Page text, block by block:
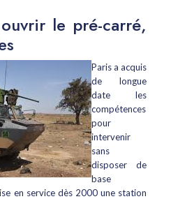
le pré-carré,
Paris a acquis
de longue
date les
compétences
pour
intervenir
sans
disposer de
base
en service dès 2000 une station